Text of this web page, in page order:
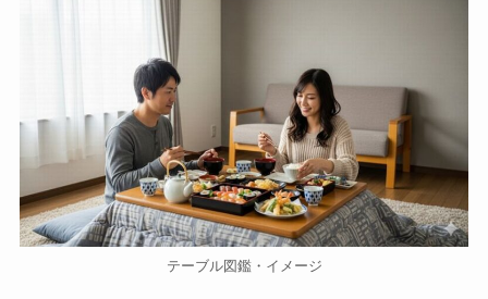
テーブル図鑑・イメージ